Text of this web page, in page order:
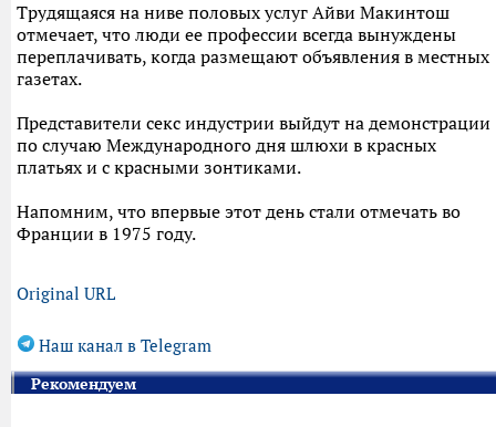
Трудящаяся на ниве половых услуг Айви Макинтош
отмечает, что люди ее профессии всегда вынуждены
переплачивать, когда размещают объявления в местных
газетах.
Представители секс индустрии выйдут на демонстрации
по случаю Международного дня шлюхи в красных
платьях и с красными зонтиками.
Напомним, что впервые этот день стали отмечать во
Франции в 1975 году.
Original URL
Наш канал в Telegram
Рекомендуем